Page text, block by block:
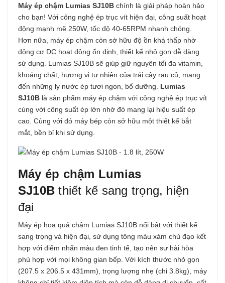
Máy ép chậm Lumias SJ10B chính là giải pháp hoàn hảo
cho bạn! Với công nghệ ép trục vít hiện đại, công suất hoạt
động mạnh mẽ 250W, tốc độ 40-65RPM nhanh chóng.
Hơn nữa, máy ép chậm còn sở hữu độ ồn khá thấp nhờ
động cơ DC hoạt động ổn định, thiết kế nhỏ gọn dễ dàng
sử dụng. Lumias SJ10B sẽ giúp giữ nguyên tối đa vitamin,
khoáng chất, hương vị tự nhiên của trái cây rau củ, mang
đến những ly nước ép tươi ngon, bổ dưỡng. Lumias
SJ10B là sản phẩm máy ép chậm với công nghệ ép trục vít
cùng với công suất ép lớn nhờ đó mang lại hiệu suất ép
cao. Cùng với đó máy bép còn sở hữu một thiết kế bắt
mắt, bền bỉ khi sử dụng.
Máy ép chậm Lumias
SJ10B thiết kế sang trọng, hiện
đại
Máy ép hoa quả chậm Lumias SJ10B nổi bật với thiết kế
sang trọng và hiện đại, sử dụng tông màu xám chủ đạo kết
hợp với điểm nhấn màu đen tinh tế, tạo nên sự hài hòa
phù hợp với mọi không gian bếp. Với kích thước nhỏ gọn
(207.5 x 206.5 x 431mm), trọng lượng nhẹ (chỉ 3.8kg), máy